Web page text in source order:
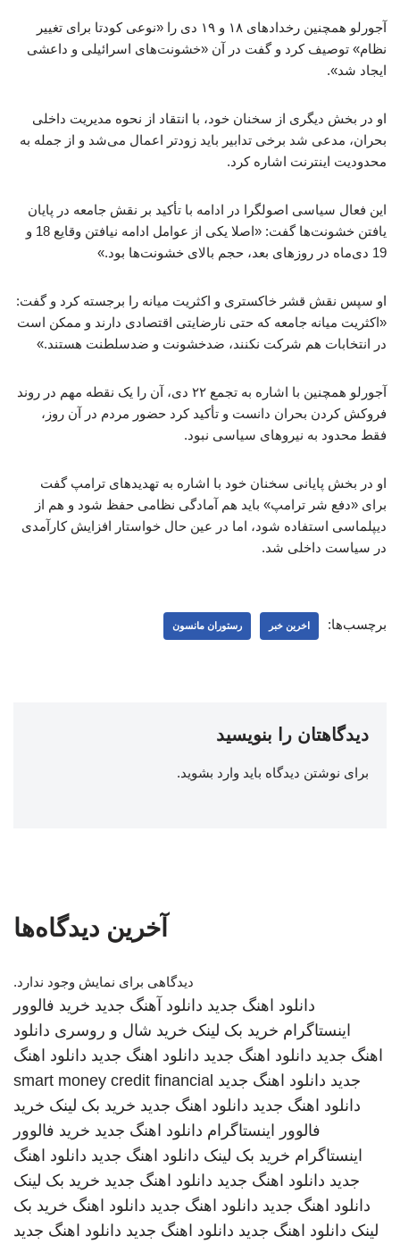
آجورلو همچنین رخدادهای ۱۸ و ۱۹ دی را «نوعی کودتا برای تغییر
نظام» توصیف کرد و گفت در آن «خشونت‌های اسرائیلی و داعشی
ایجاد شد».
او در بخش دیگری از سخنان خود، با انتقاد از نحوه مدیریت داخلی
بحران، مدعی شد برخی تدابیر باید زودتر اعمال می‌شد و از جمله به
محدودیت اینترنت اشاره کرد.
این فعال سیاسی اصولگرا در ادامه با تأکید بر نقش جامعه در پایان
یافتن خشونت‌ها گفت: «اصلا یکی از عوامل ادامه نیافتن وقایع 18 و
19 دی‌ماه در روزهای بعد، حجم بالای خشونت‌ها بود.»
او سپس نقش قشر خاکستری و اکثریت میانه را برجسته کرد و گفت:
«اکثریت میانه جامعه که حتی نارضایتی اقتصادی دارند و ممکن است
در انتخابات هم شرکت نکنند، ضدخشونت و ضدسلطنت هستند.»
آجورلو همچنین با اشاره به تجمع ۲۲ دی، آن را یک نقطه مهم در روند
فروکش کردن بحران دانست و تأکید کرد حضور مردم در آن روز،
فقط محدود به نیروهای سیاسی نبود.
او در بخش پایانی سخنان خود با اشاره به تهدیدهای ترامپ گفت
برای «دفع شر ترامپ» باید هم آمادگی نظامی حفظ شود و هم از
دیپلماسی استفاده شود، اما در عین حال خواستار افزایش کارآمدی
در سیاست داخلی شد.
برچسب‌ها: اخرین خبر رستوران مانسون
دیدگاهتان را بنویسید
برای نوشتن دیدگاه باید وارد بشوید.
آخرین دیدگاه‌ها
دیدگاهی برای نمایش وجود ندارد.
دانلود اهنگ جدید دانلود آهنگ جدید خرید فالوور
اینستاگرام خرید بک لینک خرید شال و روسری دانلود
اهنگ جدید دانلود اهنگ جدید دانلود اهنگ جدید دانلود اهنگ
جدید دانلود اهنگ جدید smart money credit financial
دانلود اهنگ جدید دانلود اهنگ جدید خرید بک لینک خرید
فالوور اینستاگرام دانلود اهنگ جدید خرید فالوور
اینستاگرام خرید بک لینک دانلود اهنگ جدید دانلود اهنگ
جدید دانلود اهنگ جدید دانلود اهنگ جدید خرید بک لینک
دانلود اهنگ جدید دانلود اهنگ جدید دانلود اهنگ خرید بک
لینک دانلود اهنگ جدید دانلود اهنگ جدید دانلود اهنگ جدید